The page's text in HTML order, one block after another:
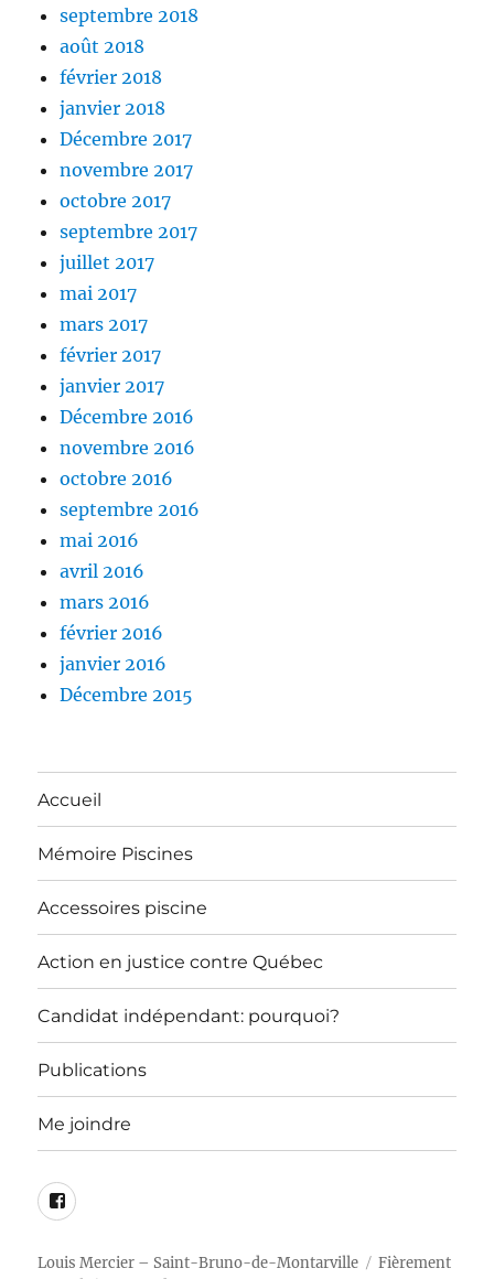
septembre 2018
août 2018
février 2018
janvier 2018
Décembre 2017
novembre 2017
octobre 2017
septembre 2017
juillet 2017
mai 2017
mars 2017
février 2017
janvier 2017
Décembre 2016
novembre 2016
octobre 2016
septembre 2016
mai 2016
avril 2016
mars 2016
février 2016
janvier 2016
Décembre 2015
Accueil
Mémoire Piscines
Accessoires piscine
Action en justice contre Québec
Candidat indépendant: pourquoi?
Publications
Me joindre
Page
Louis Mercier – Saint-Bruno-de-Montarville
Fièrement